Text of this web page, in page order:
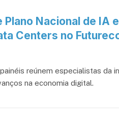
Nacional de IA e
Centers no
reúnem especialistas da
na economia digital.